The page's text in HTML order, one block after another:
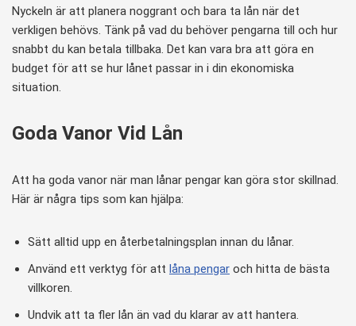
Nyckeln är att planera noggrant och bara ta lån när det
verkligen behövs. Tänk på vad du behöver pengarna till och hur
snabbt du kan betala tillbaka. Det kan vara bra att göra en
budget för att se hur lånet passar in i din ekonomiska
situation.
Goda Vanor Vid Lån
Att ha goda vanor när man lånar pengar kan göra stor skillnad.
Här är några tips som kan hjälpa:
Sätt alltid upp en återbetalningsplan innan du lånar.
Använd ett verktyg för att låna pengar och hitta de bästa
villkoren.
Undvik att ta fler lån än vad du klarar av att hantera.